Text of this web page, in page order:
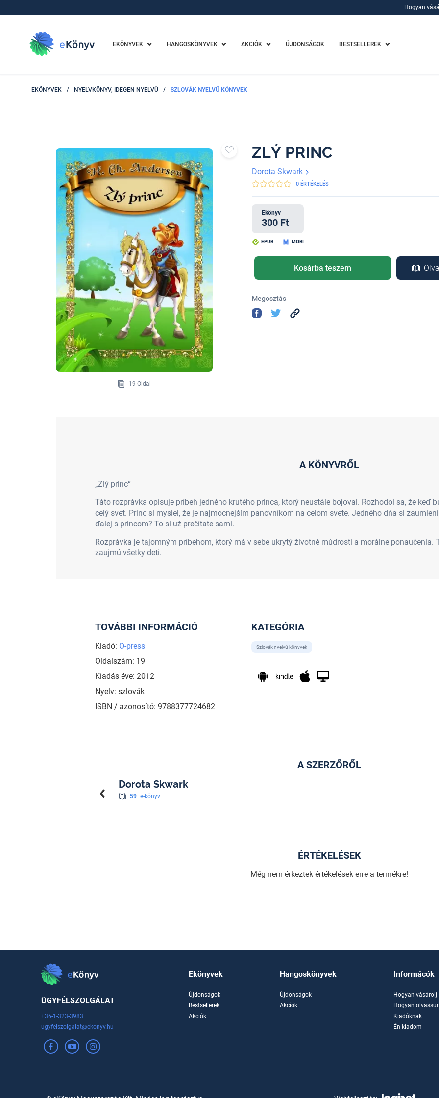
Hogyan
EKÖNYVEK HANGOSKÖNYVEK AKCIÓK ÚJDONSÁGOK BESTSELLEREK
EKÖNYVEK / NYELVKÖNYV, IDEGEN NYELVŰ / SZLOVÁK NYELVŰ KÖNYVEK
19 Oldal
ZLÝ PRINC
Dorota Skwark
0 ÉRTÉKELÉS
Ekönyv
300 Ft
EPUB MOBI
Kosárba teszem
Megosztás
A KÖNYVRŐL
„Zlý princ“
Táto rozprávka opisuje príbeh jedného krutého princa, ktorý neustále bojoval. Rozhodol sa, že keď
celý svet. Princ si myslel, že je najmocnejším panovníkom na celom svete. Jedného dňa si
ďalej s princom? To si už prečítate sami.
Rozprávka je tajomným príbehom, ktorý má v sebe ukrytý životné múdrosti a morálne ponaučenia.
zaujmú všetky deti.
TOVÁBBI INFORMÁCIÓ
Kiadó: O-press
Oldalszám: 19
Kiadás éve: 2012
Nyelv: szlovák
ISBN / azonosító: 9788377724682
KATEGÓRIA
Szlovák nyelvű könyvek
A SZERZŐRŐL
Dorota Skwark
59 e-könyv
ÉRTÉKELÉSEK
Még nem érkeztek értékelések erre a termékre!
ÜGYFÉLSZOLGÁLAT
+36-1-323-3983
ugyfelszolgalat@ekonyv.hu
Ekönyvek
Újdonságok
Bestsellerek
Akciók
Hangoskönyvek
Újdonságok
Akciók
Informácók
Hogyan vásárolj
Hogyan
Kiadóknak
Én kiadom